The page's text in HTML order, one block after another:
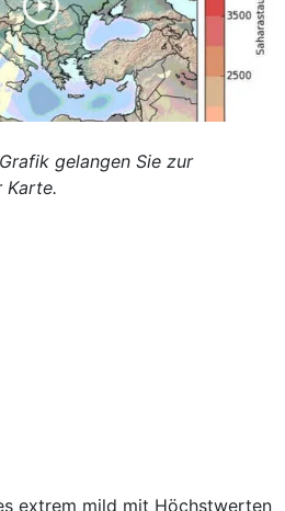
gelangen Sie zur
Karte.
extrem mild mit Höchstwerten